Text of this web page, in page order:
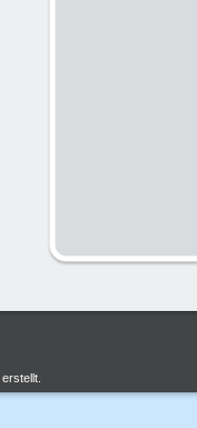
erstellt.